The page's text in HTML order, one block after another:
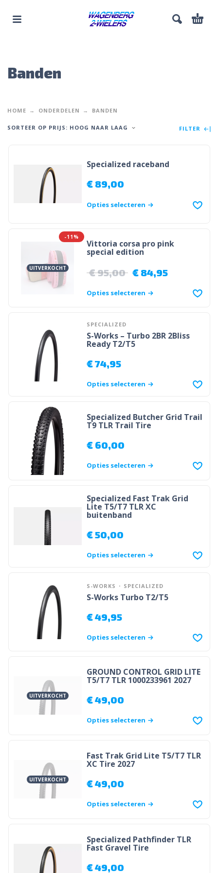
Banden
HOME ONDERDELEN BANDEN
SORTEER OP PRIJS: HOOG NAAR LAAG FILTER
Specialized raceband
€89,00
Opties selecteren
-11%
UITVERKOCHT
Vittoria corsa pro pink
special edition
€95,00 €84,95
Opties selecteren
SPECIALIZED
S-Works – Turbo 2BR 2Bliss
Ready T2/T5
€74,95
Opties selecteren
Specialized Butcher Grid Trail
T9 TLR Trail Tire
€60,00
Opties selecteren
Specialized Fast Trak Grid
Lite T5/T7 TLR XC
buitenband
€50,00
Opties selecteren
S-WORKS SPECIALIZED
S-Works Turbo T2/T5
€49,95
Opties selecteren
UITVERKOCHT
GROUND CONTROL GRID LITE
T5/T7 TLR 1000233961 2027
€49,00
Opties selecteren
UITVERKOCHT
Fast Trak Grid Lite T5/T7 TLR
XC Tire 2027
€49,00
Opties selecteren
Specialized Pathfinder TLR
Fast Gravel Tire
€49,00